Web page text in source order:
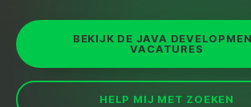
BEKIJK DE JAVA
VACATURES
HELP MIJ MET ZOEKEN